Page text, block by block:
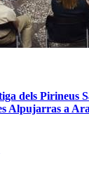
dels Pirineus
Alpujarras a